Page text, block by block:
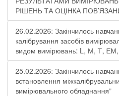
РІШЕНЬ ТА ОЦІНКА
26.02.2026: Закінчилось
калібрування засобів
видом вимірювань: L, М, Т,
25.02.2026: Закінчилось
встановлення
вимірювального обладнання"